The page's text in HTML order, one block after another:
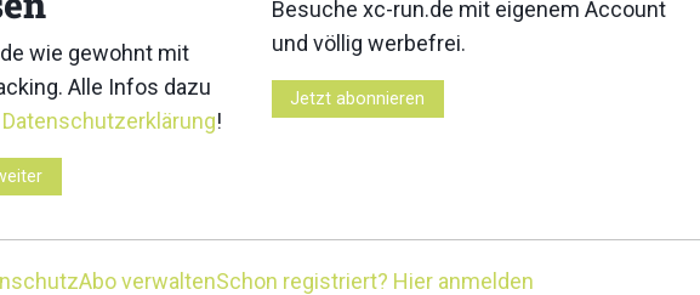
in den sozialen
instagramyoutubeuser-
circle
Newsletter an. Während der Saison
erhältst du damit regelmäßig die
Postfach. Einfach hier anmelden:
wie gewohnt mit
Alle Infos dazu
Datenschutzerklärung!
Besuche xc-run.de mit eigenem Account
und völlig werbefrei.
Jetzt abonnieren
Abo verwaltenSchon registriert? Hier anmelden